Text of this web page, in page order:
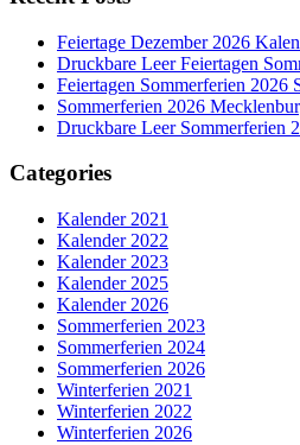
Feiertage Dezember 2026
Druckbare Leer Feiertagen
Feiertagen Sommerferien 2026
Sommerferien 2026
Druckbare Leer Sommerferien
Categories
Kalender 2021
Kalender 2022
Kalender 2023
Kalender 2025
Kalender 2026
Sommerferien 2023
Sommerferien 2024
Sommerferien 2026
Winterferien 2021
Winterferien 2022
Winterferien 2026